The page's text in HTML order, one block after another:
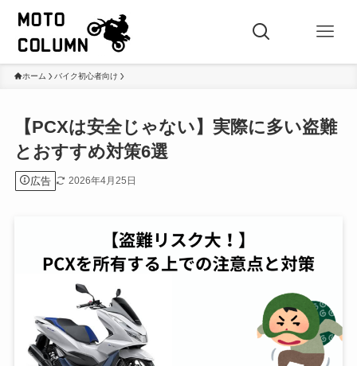
ホーム バイク初心者向け
【PCXは安全じゃない】実際に多い盗難
とおすすめ対策6選
広告 2026年4月25日